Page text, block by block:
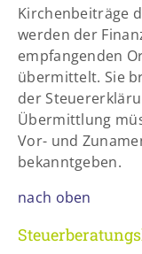
Kirchenbeiträge
werden der
empfangenden
übermittelt. Sie
der
Übermittlung
Vor- und
bekanntgeben.
nach oben